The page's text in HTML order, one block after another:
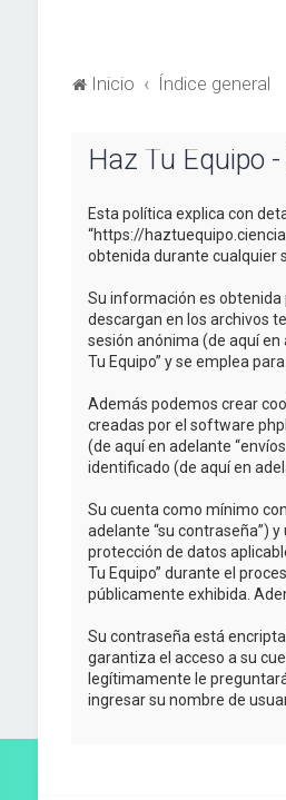
Inicio Índice general
Haz Tu Equipo
Esta política explica con
“https://
obtenida durante cualquier
Su información es obtenida
descargan en los archivos
sesión anónima (de aquí
Tu Equipo” y se emplea
Además podemos crear
creadas por el software
(de aquí en adelante
identificado (de aquí en
Su cuenta como mínimo
adelante “su contraseña”)
protección de datos
Tu Equipo” durante el
públicamente exhibida.
Su contraseña está
garantiza el acceso a su
legítimamente le
ingresar su nombre de